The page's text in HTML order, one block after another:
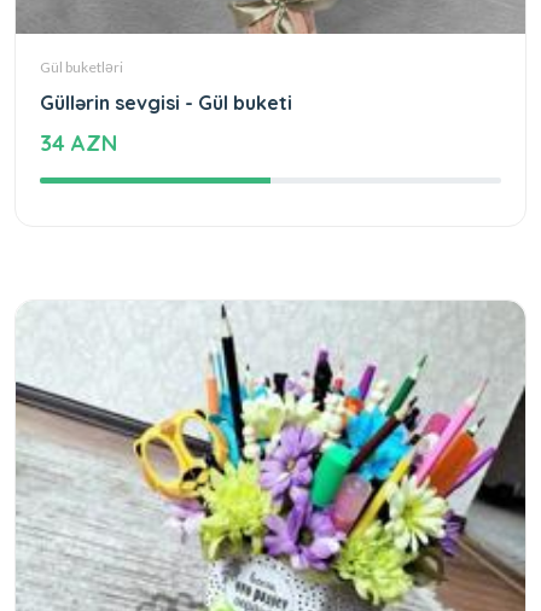
Gül buketləri
Güllərin sevgisi - Gül buketi
34 AZN